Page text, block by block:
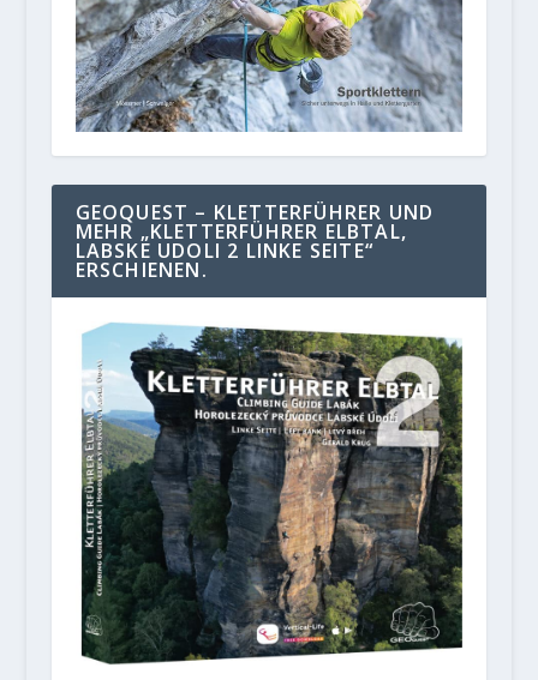
GEOQUEST – KLETTERFÜHRER UND
MEHR „KLETTERFÜHRER ELBTAL,
LABSKE UDOLI 2 LINKE SEITE“
ERSCHIENEN.